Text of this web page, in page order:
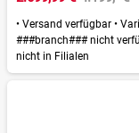
• Versand verfügbar •
###branch### nicht
nicht in Filialen